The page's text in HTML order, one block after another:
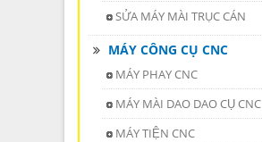
SỬA MÁY MÀI TRỤC CÁN
MÁY CÔNG CỤ CNC
MÁY PHAY CNC
MÁY MÀI DAO DAO CỤ CNC
MÁY TIỆN CNC